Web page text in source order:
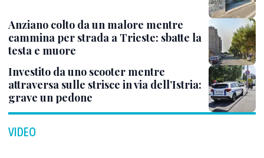
Anziano colto da un malore mentre
cammina per strada a Trieste: sbatte la
testa e muore
Investito da uno scooter mentre
attraversa sulle strisce in via dell’Istria:
grave un pedone
VIDEO